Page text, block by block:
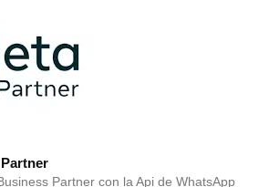
Partner con la Api de WhatsApp